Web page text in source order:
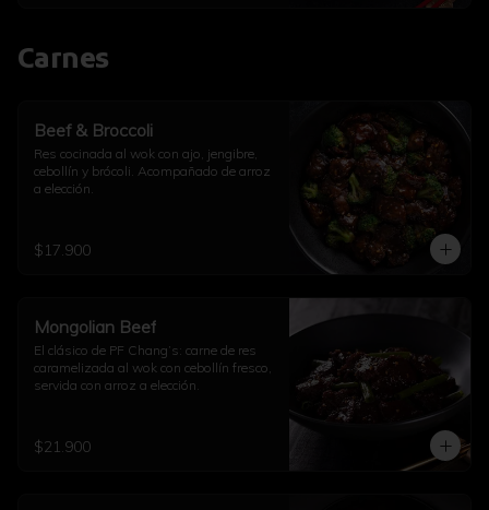
Carnes
Beef & Broccoli
Res cocinada al wok con ajo, jengibre,
cebollín y brócoli. Acompañado de arroz
a elección.
$17.900
Mongolian Beef
El clásico de PF Chang’s: carne de res
caramelizada al wok con cebollín fresco,
servida con arroz a elección.
$21.900